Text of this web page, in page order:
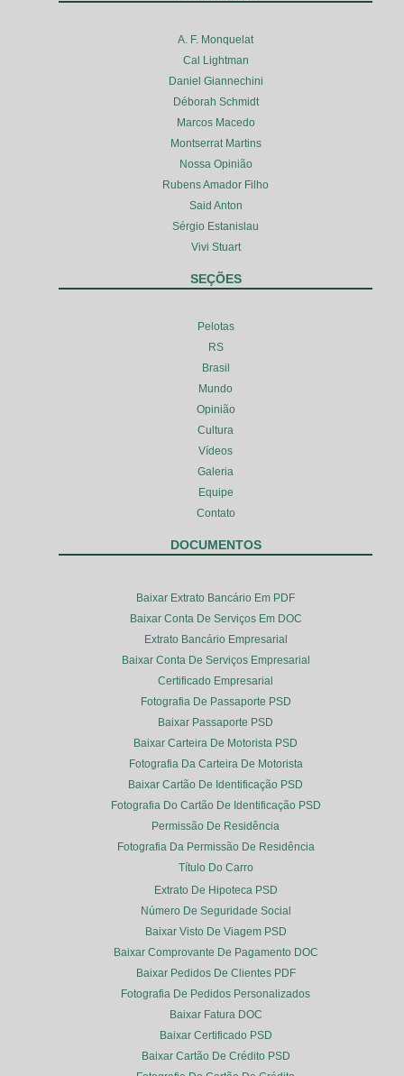
A. F. Monquelat
Cal Lightman
Daniel Giannechini
Déborah Schmidt
Marcos Macedo
Montserrat Martins
Nossa Opinião
Rubens Amador Filho
Said Anton
Sérgio Estanislau
Vivi Stuart
SEÇÕES
Pelotas
RS
Brasil
Mundo
Opinião
Cultura
Vídeos
Galeria
Equipe
Contato
DOCUMENTOS
Baixar Extrato Bancário Em PDF
Baixar Conta De Serviços Em DOC
Extrato Bancário Empresarial
Baixar Conta De Serviços Empresarial
Certificado Empresarial
Fotografia De Passaporte PSD
Baixar Passaporte PSD
Baixar Carteira De Motorista PSD
Fotografia Da Carteira De Motorista
Baixar Cartão De Identificação PSD
Fotografia Do Cartão De Identificação PSD
Permissão De Residência
Fotografia Da Permissão De Residência
Título Do Carro
Extrato De Hipoteca PSD
Número De Seguridade Social
Baixar Visto De Viagem PSD
Baixar Comprovante De Pagamento DOC
Baixar Pedidos De Clientes PDF
Fotografia De Pedidos Personalizados
Baixar Fatura DOC
Baixar Certificado PSD
Baixar Cartão De Crédito PSD